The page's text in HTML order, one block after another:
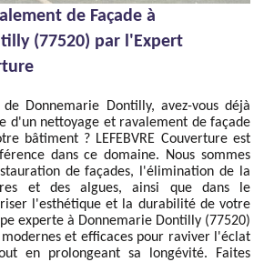
de Façade à
(77520) par l'Expert
Donnemarie Dontilly, avez-vous déjà
d'un nettoyage et ravalement de façade
bâtiment ? LEFEBVRE Couverture est
dans ce domaine. Nous sommes
de façades, l'élimination de la
et des algues, ainsi que dans le
l'esthétique et la durabilité de votre
experte à Donnemarie Dontilly (77520)
et efficaces pour raviver l'éclat
en prolongeant sa longévité. Faites